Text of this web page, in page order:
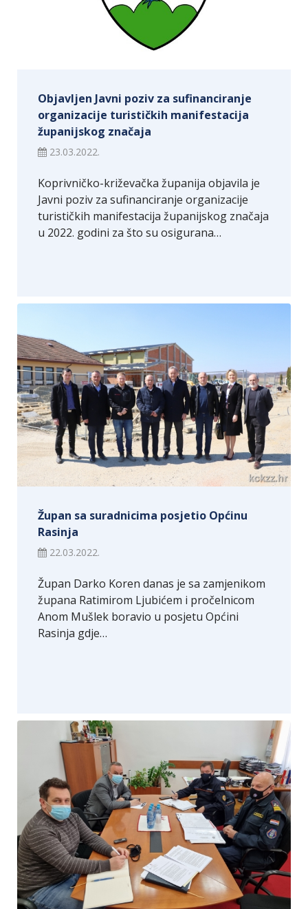
Objavljen Javni poziv za sufinanciranje
organizacije turističkih manifestacija
županijskog značaja
23.03.2022.
Koprivničko-križevačka županija objavila je
Javni poziv za sufinanciranje organizacije
turističkih manifestacija županijskog značaja
u 2022. godini za što su osigurana…
Župan sa suradnicima posjetio Općinu
Rasinja
22.03.2022.
Župan Darko Koren danas je sa zamjenikom
župana Ratimirom Ljubićem i pročelnicom
Anom Mušlek boravio u posjetu Općini
Rasinja gdje…